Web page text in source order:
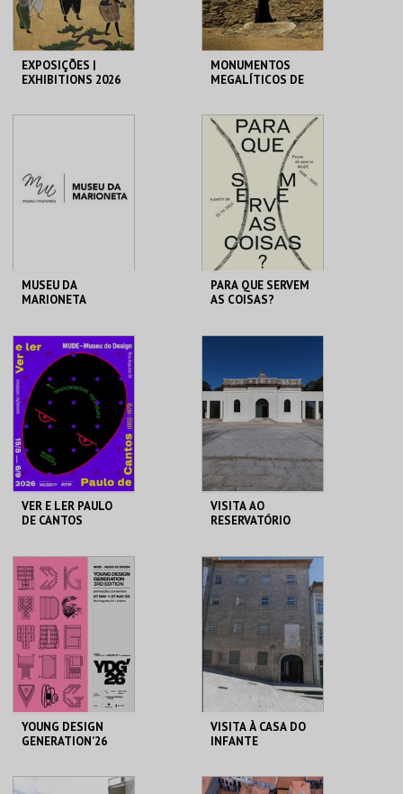
EXPOSIÇÕES |
EXHIBITIONS 2026
MAIS INFO
MONUMENTOS
MEGALÍTICOS DE
ALCALAR
MAIS INFO
COMPRAR
MUSEU DA
MARIONETA
MUSEU DA
MARIONETA
MAIS INFO
INSCREVER
PARA QUE SERVEM
AS COISAS?
MAIS INFO
COMPRAR
VER E LER PAULO
DE CANTOS
MUDE
MAIS INFO
COMPRAR
VISITA AO
RESERVATÓRIO
RESERVATÓRIO
MAIS INFO
COMPRAR
YOUNG DESIGN
GENERATION’26
VISITA À CASA DO
INFANTE
CASA DO INFANTE